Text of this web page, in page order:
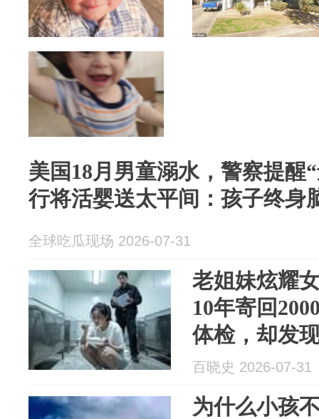
美国18月男童溺水，警察提醒
行将活婴送太平间：孩子终身
全球吃瓜现场 2026-07-31
老姐妹炫耀
10年寄回
体检，却发
而主治医生
百晓史 2026-07-31
为什么小孩